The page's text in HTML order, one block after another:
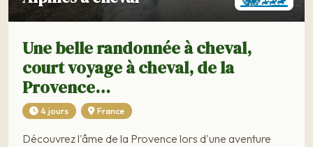
Une belle randonnée à cheval,
court voyage à cheval, de la
Provence…
4 jours France
Découvrez l'âme de la Provence lors d'une aventure